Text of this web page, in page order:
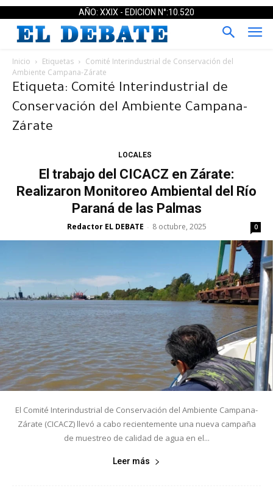
AÑO: XXIX - EDICION N°:10.520
Inicio Etiquetas
Comité Interindustrial de Conservación del
Ambiente Campana-Zárate
Etiqueta: Comité Interindustrial de
Conservación del Ambiente Campana-
Zárate
LOCALES
El trabajo del CICACZ en Zárate:
Realizaron Monitoreo Ambiental del Río
Paraná de las Palmas
Redactor EL DEBATE - 8 octubre, 2025 0
El Comité Interindustrial de Conservación del Ambiente Campana-
Zárate (CICACZ) llevó a cabo recientemente una nueva campaña
de muestreo de calidad de agua en el...
Leer más